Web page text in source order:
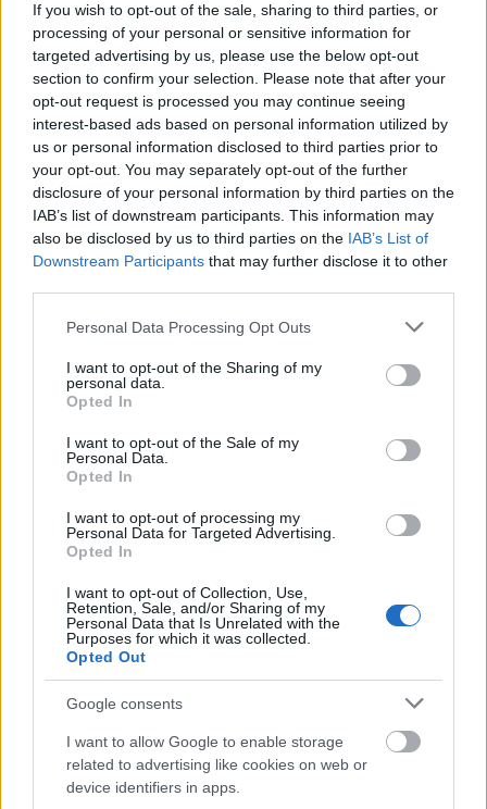
If you wish to opt-out of the sale, sharing to third parties, or
processing of your personal or sensitive information for
targeted advertising by us, please use the below opt-out
section to confirm your selection. Please note that after your
opt-out request is processed you may continue seeing
interest-based ads based on personal information utilized by
us or personal information disclosed to third parties prior to
your opt-out. You may separately opt-out of the further
disclosure of your personal information by third parties on the
IAB’s list of downstream participants. This information may
also be disclosed by us to third parties on the IAB’s List of
Downstream Participants that may further disclose it to other
Please note that this website/app uses one or more Google
not limited to your visit or usage behaviour. You may click to
grant or deny consent to Google and its third-party tags to
use your data for below specified purposes in below Google
consent section.
Personal Data Processing Opt Outs
I want to opt-out of the Sharing of my
personal data.
Opted In
I want to opt-out of the Sale of my
Personal Data.
Opted In
I want to opt-out of processing my
Personal Data for Targeted Advertising.
Opted In
I want to opt-out of Collection, Use,
Retention, Sale, and/or Sharing of my
Personal Data that Is Unrelated with the
Purposes for which it was collected.
Opted Out
Google consents
I want to allow Google to enable storage
related to advertising like cookies on web or
device identifiers in apps.
elősegíteni a régióban a
munkahelyteremtést."
Csapon idegenvezető szállt fel a vonatra, aki
út közben ismerteti Kárpátalja történelmét,
jelenét. A következő állomás Beregszász volt,
ahol az utasok megkoszorúzták a Petőfi
szobrot, majd városnézésen vettek részt.
A nosztalgiavonat szombat reggel folytatta
útját Nagyszőlősre, ahol szintén megállnak
várost nézni, majd továbbutaznak
Királyházára. A Kárpátalja Expressz innen a
Nevetlenfalu-Halmi átkelőn Románia felé
robog tovább. Ott Szatmárnémeti és
Nagykároly érintésével tér vissza a
monarchia vasútvonalán Budapestre.
Az utasok között a MÁV, a GySEV és a MÁV
CARGO számos vezetője is jelen van.
Forrás:Magyar Online
Vajdaság Erdély